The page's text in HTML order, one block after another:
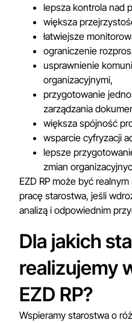
lepsza kontrola nad
większa
łatwiejsze
ograniczenie
usprawnienie
organizacyjnymi,
przygotowanie
zarządzania
większa spójność
wsparcie cyfryzacji
lepsze
zmian
EZD RP może być
pracę starostwa, jeśli
analizą i odpowiednim
Dla jakich
realizujemy
EZD RP?
Wspieramy starostwa o